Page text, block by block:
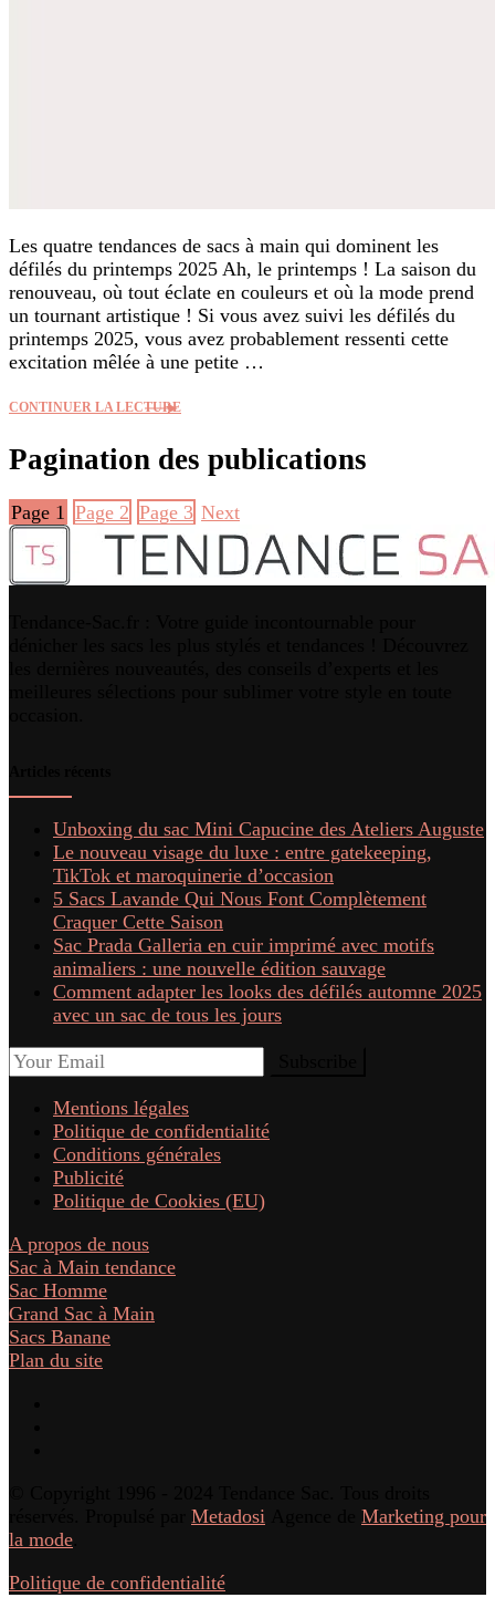
Les quatre tendances de sacs à main qui dominent les
défilés du printemps 2025 Ah, le printemps ! La saison du
renouveau, où tout éclate en couleurs et où la mode prend
un tournant artistique ! Si vous avez suivi les défilés du
printemps 2025, vous avez probablement ressenti cette
excitation mêlée à une petite …
CONTINUER LA LECTURE
Pagination des publications
Page 1 Page 2 Page 3 Next
Unboxing du sac Mini Capucine des Ateliers Auguste
Le nouveau visage du luxe : entre gatekeeping,
TikTok et maroquinerie d’occasion
5 Sacs Lavande Qui Nous Font Complètement
Craquer Cette Saison
Sac Prada Galleria en cuir imprimé avec motifs
animaliers : une nouvelle édition sauvage
Comment adapter les looks des défilés automne 2025
avec un sac de tous les jours
Mentions légales
Politique de confidentialité
Conditions générales
Publicité
Politique de Cookies (EU)
A propos de nous
Sac à Main tendance
Sac Homme
Grand Sac à Main
Sacs Banane
Plan du site
Metadosi
Marketing pour
la mode
Politique de confidentialité